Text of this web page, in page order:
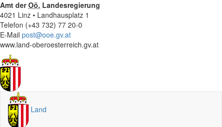
Amt derOö. Landesregierung
4021 Linz • Landhausplatz 1
Telefon (+43 732) 77 20-0
E-Mail post@ooe.gv.at
www.land-oberoesterreich.gv.at
Land